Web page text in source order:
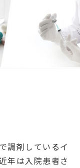
調剤しているイ
年は入院患者さ